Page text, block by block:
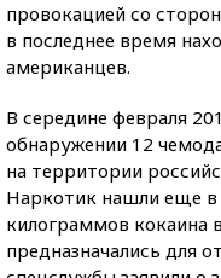
провокацией со
в последнее время
американцев.
В середине февраля
обнаружении 12
на территории
Наркотик нашли еще в
килограммов кокаина
предназначались для